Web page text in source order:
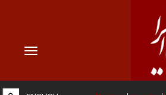
Toggle